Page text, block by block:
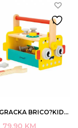
DRVENA IGRACKA BRICO?KIDS DYI ROBOT TOOL JANOD ART. J06455
79,90 KM